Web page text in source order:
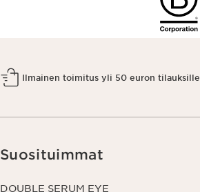
Ilmainen toimitus yli 50 euron tilauksille
Suosituimmat
DOUBLE SERUM EYE